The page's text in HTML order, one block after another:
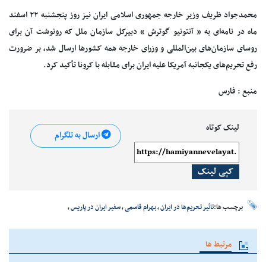
محمد‌جواد ظریف وزیر خارجه جمهوری اسلامی ایران نیز روز پنجشنبه ۲۲ اسفند
ماه در نامه‌ای به « آنتونیو گوترش » دبیرکل سازمان ملل که رونوشت آن برای
روسای سازمان‌های بین‌المللی و وزرای خارجه همه کشورها ارسال شد، بر ضرورت
رفع تحریم‌های یکجانبه آمریکا علیه ایران برای مقابله با کرونا تأکید کرد.
منبع : فارس
لینک کوتاه
کپی لینک
ارسال به تلگرام
برچسب ها:تاثیر تحریم‌ها در ایران،بهرام قاسمی،سفیر ایران در پاریس،
مرتبط ها